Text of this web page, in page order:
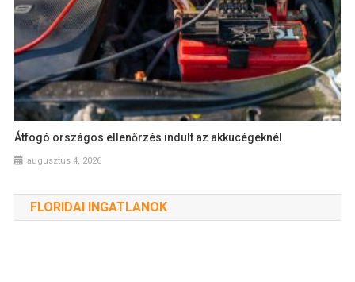
Átfogó országos ellenőrzés indult az akkucégeknél
augusztus 4, 2026
FLORIDAI INGATLANOK